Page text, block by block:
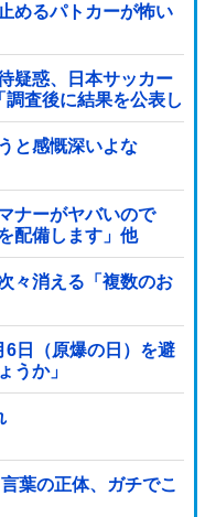
めるパトカーが怖い
疑惑、日本サッカー
査後に結果を公表し
と感慨深いよな
ナーがヤバいので
配備します」他
々消える「複数のお
日（原爆の日）を避
うか」
葉の正体、ガチでこ